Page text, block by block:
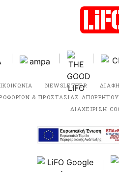
NEWSLETTER
& ΠΡΟΣΤΑΣΙΑΣ ΑΠΟΡΡΗΤΟΥ
ΔΙΑΧΕΙΡΙΣΗ